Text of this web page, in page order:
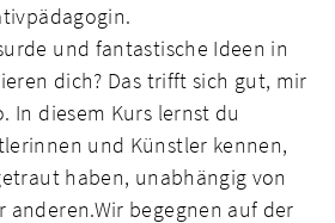
und fantastische Ideen in
dich? Das trifft sich gut, mir
In diesem Kurs lernst du
und Künstler kennen,
haben, unabhängig von
anderen.Wir begegnen auf der